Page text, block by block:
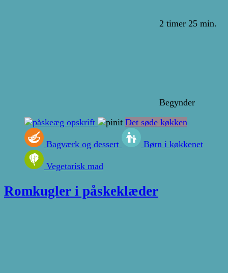
2 timer 25 min.
Begynder
Det søde køkken
Bagværk og dessert Børn i køkkenet
Vegetarisk mad
Romkugler i påskeklæder